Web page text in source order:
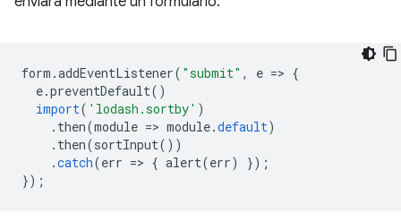
form .addEventListener( "submit" , e => {
e.preventDefault()
import( 'lodash.sortby' )
. then(module => module.default)
. then(sortInput())
.catch(err => { alert(err)
});
});